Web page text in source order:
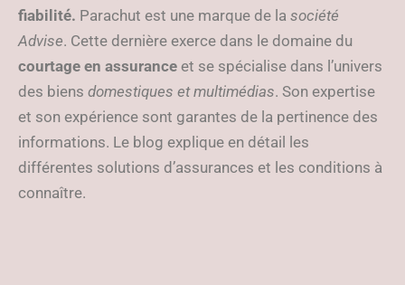
fiabilité. Parachut est une marque de la société
Advise. Cette dernière exerce dans le domaine du
courtage en assurance et se spécialise dans l’univers
des biens domestiques et multimédias. Son expertise
et son expérience sont garantes de la pertinence des
informations. Le blog explique en détail les
différentes solutions d’assurances et les conditions à
connaître.